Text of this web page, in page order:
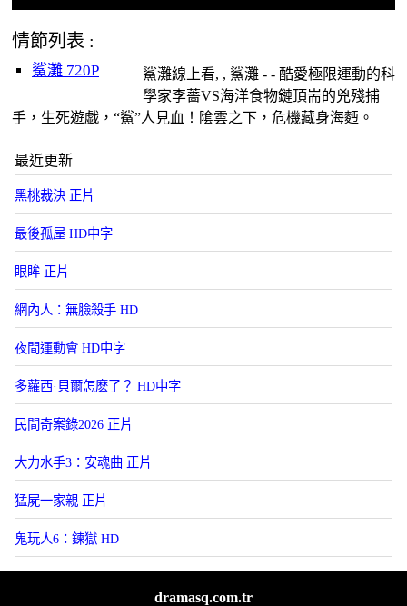
情節列表 :
鯊灘 720P
鯊灘線上看, , 鯊灘 - - 酷愛極限運動的科
學家李薔VS海洋食物鏈頂耑的兇殘捕
手，生死遊戯，“鯊”人見血！隂雲之下，危機藏身海麪。
最近更新
黑桃裁決 正片
最後孤屋 HD中字
眼眸 正片
網內人：無臉殺手 HD
夜間運動會 HD中字
多蘿西·貝爾怎麽了？ HD中字
民間奇案錄2026 正片
大力水手3：安魂曲 正片
猛屍一家親 正片
鬼玩人6：鍊獄 HD
dramasq.com.tr